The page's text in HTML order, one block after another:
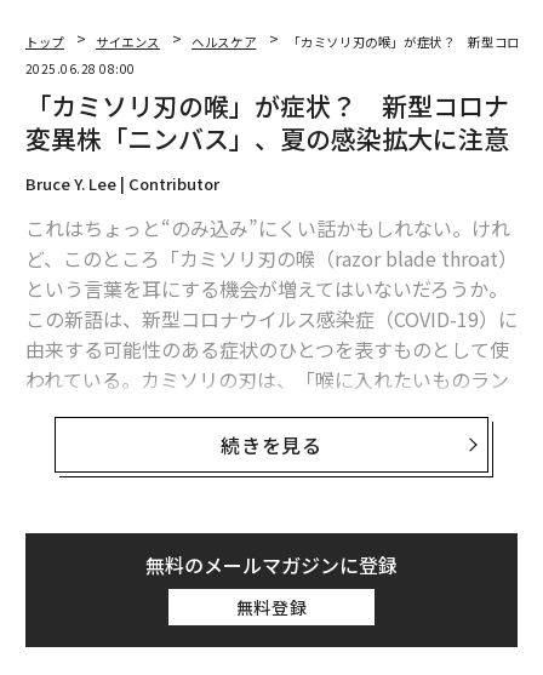
トップ サイエンス ヘルスケア
「カミソリ刃の喉」が症状？ 新型コロナ
2025.06.28 08:00
「カミソリ刃の喉」が症状？ 新型コロナ
変異株「ニンバス」、夏の感染拡大に注意
Bruce Y. Lee | Contributor
これはちょっと“のみ込み”にくい話かもしれない。けれ
ど、このところ「カミソリ刃の喉（razor blade throat）
という言葉を耳にする機会が増えてはいないだろうか。
この新語は、新型コロナウイルス感染症（COVID-19）に
由来する可能性のある症状のひとつを表すものとして使
われている。カミソリの刃は、「喉に入れたいものラン
キング」ではピザやホットドッグなどのはるか下位に来
感じるという報告が、非公式ながらますます増加してい
るのだ。そしてこれは、新型コロナウイルス（SARS-Co
V-2）の新たな変異株「NB.1.8.1」の出現・流行と時を同
じくして起こっている。NB.1.8.1は最近、中国で新型コ
ロナの新たな感染拡大を招き、ここへきて米国でも急速
続きを見る
無料のメールマガジンに登録
無料登録